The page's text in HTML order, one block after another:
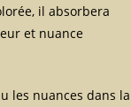
il absorbera
et nuance
les nuances dans la